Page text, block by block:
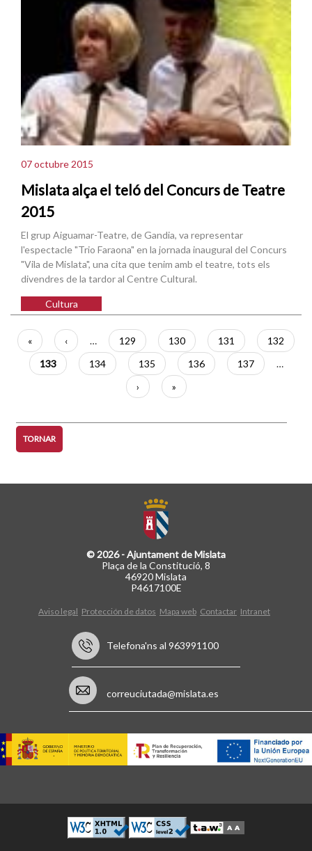
07 octubre 2015
Mislata alça el teló del Concurs de Teatre
2015
El grup Aiguamar-Teatre, de Gandia, va representar
l'espectacle "Trio Faraona" en la jornada inaugural del Concurs
"Vila de Mislata", una cita que tenim amb el teatre, tots els
divendres de la tardor al Centre Cultural.
Cultura
Paginació
Primera
pàgina
«
Pàgina
anterior
‹ … Pàgina
129 Pàgina
130 Pàgina
131 Pàgina
132
Pàgina
actual
133 Pàgina
134 Pàgina
135 Pàgina
136 Pàgina
137
…
Pàgina
següent
›
Última
pàgina
»
TORNAR
© 2026 - Ajuntament de Mislata
Plaça de la Constitució, 8
46920 Mislata
P4617100E
Aviso legal Protección de datos Mapa web Contactar Intranet
Telefona'ns al 963991100
correuciutada@mislata.es